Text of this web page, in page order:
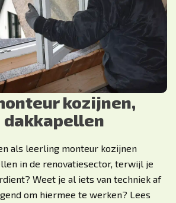
kozijnen,
dakkapellen
als leerling monteur kozijnen
in de renovatiesector, terwijl je
Weet je al iets van techniek af
om hiermee te werken? Lees